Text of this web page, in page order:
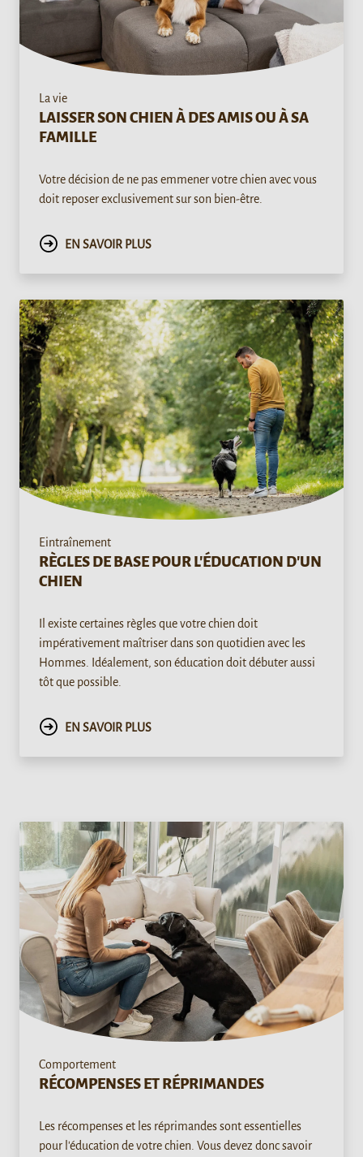
La vie
LAISSER SON CHIEN À DES AMIS OU À SA
FAMILLE
Votre décision de ne pas emmener votre chien avec vous
doit reposer exclusivement sur son bien-être.
EN SAVOIR PLUS
Eintraînement
RÈGLES DE BASE POUR L'ÉDUCATION D'UN
CHIEN
Il existe certaines règles que votre chien doit
impérativement maîtriser dans son quotidien avec les
Hommes. Idéalement, son éducation doit débuter aussi
tôt que possible.
EN SAVOIR PLUS
Comportement
RÉCOMPENSES ET RÉPRIMANDES
Les récompenses et les réprimandes sont essentielles
pour l'éducation de votre chien. Vous devez donc savoir